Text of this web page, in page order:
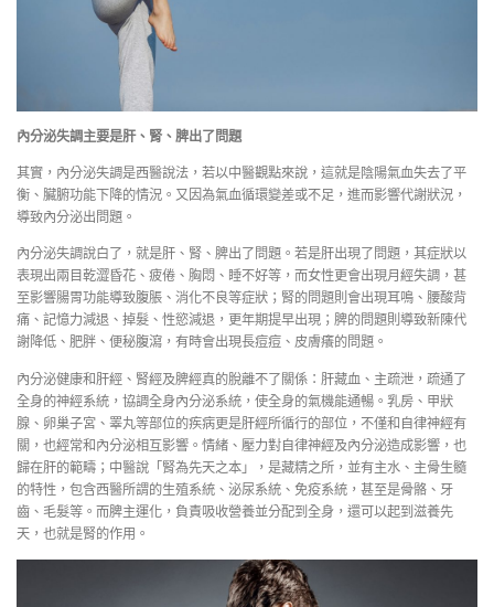
內分泌失調主要是肝、腎、脾出了問題
其實，內分泌失調是西醫說法，若以中醫觀點來說，這就是陰陽氣血失去了平
衡、臟腑功能下降的情況。又因為氣血循環變差或不足，進而影響代謝狀況，
導致內分泌出問題。
內分泌失調說白了，就是肝、腎、脾出了問題。若是肝出現了問題，其症狀以
表現出兩目乾澀昏花、疲倦、胸悶、睡不好等，而女性更會出現月經失調，甚
至影響腸胃功能導致腹脹、消化不良等症狀；腎的問題則會出現耳鳴、腰酸背
痛、記憶力減退、掉髮、性慾減退，更年期提早出現；脾的問題則導致新陳代
謝降低、肥胖、便秘腹瀉，有時會出現長痘痘、皮膚癢的問題。
內分泌健康和肝經、腎經及脾經真的脫離不了關係：肝藏血、主疏泄，疏通了
全身的神經系統，協調全身內分泌系統，使全身的氣機能通暢。乳房、甲狀
腺、卵巢子宮、睪丸等部位的疾病更是肝經所循行的部位，不僅和自律神經有
關，也經常和內分泌相互影響。情緒、壓力對自律神經及內分泌造成影響，也
歸在肝的範疇；中醫說「腎為先天之本」，是藏精之所，並有主水、主骨生髓
的特性，包含西醫所謂的生殖系統、泌尿系統、免疫系統，甚至是骨骼、牙
齒、毛髮等。而脾主運化，負責吸收營養並分配到全身，還可以起到滋養先
天，也就是腎的作用。